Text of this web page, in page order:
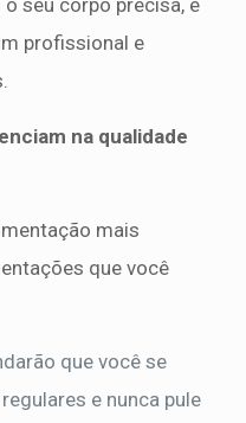
profissional e
na qualidade
mais
que você
que você se
e nunca pule